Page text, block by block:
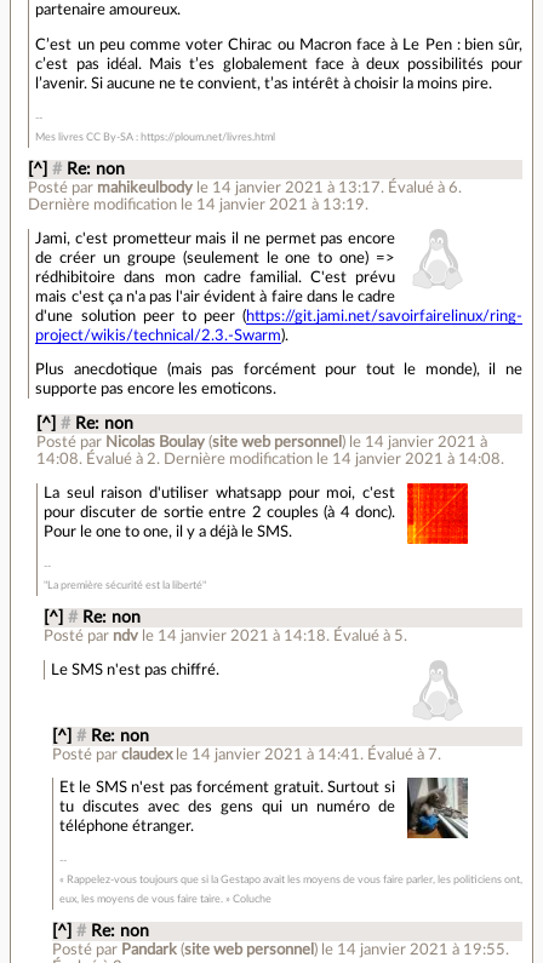
partenaire amoureux.
C’est un peu comme voter Chirac ou Macron face à Le Pen : bien sûr,
c’est pas idéal. Mais t’es globalement face à deux possibilités pour
l’avenir. Si aucune ne te convient, t’as intérêt à choisir la moins pire.
Mes livres CC By-SA : https://ploum.net/livres.html
[^] # Re: non
Posté par mahikeulbody le 14 janvier 2021 à 13:17. Évalué à6.
Dernière modification le 14 janvier 2021 à 13:19.
Jami, c'est prometteur mais il ne permet pas encore
de créer un groupe (seulement le one to one) =>
rédhibitoire dans mon cadre familial. C'est prévu
mais c'est ça n'a pas l'air évident à faire dans le cadre
d'une solution peer to peer (https://git.jami.net/savoirfairelinux/ring-
project/wikis/technical/2.3.-Swarm).
Plus anecdotique (mais pas forcément pour tout le monde), il ne
supporte pas encore les emoticons.
[^] # Re: non
Posté par Nicolas Boulay(site web personnel ) le 14 janvier 2021 à
14:08. Évalué à 2. Dernière modification le 14 janvier 2021 à 14:08.
La seul raison d'utiliser whatsapp pour moi, c'est
pour discuter de sortie entre 2 couples (à 4 donc).
Pour le one to one, il y a déjà le SMS.
"La première sécurité est la liberté"
[^] # Re: non
Posté par ndv le 14 janvier 2021 à 14:18. Évalué à 5.
Le SMS n'est pas chiffré.
[^] # Re: non
Posté par claudex le 14 janvier 2021 à 14:41 . Évalué à 7.
Et le SMS n'est pas forcément gratuit. Surtout si
tu discutes avec des gens qui un numéro de
téléphone étranger.
« Rappelez-vous toujours que si la Gestapo avait les moyens de vous faire parler, les politiciens ont,
eux, les moyens de vous faire taire. » Coluche
[^] # Re: non
Posté par Pandark(site web personnel ) le 14 janvier 2021 à 19:55.